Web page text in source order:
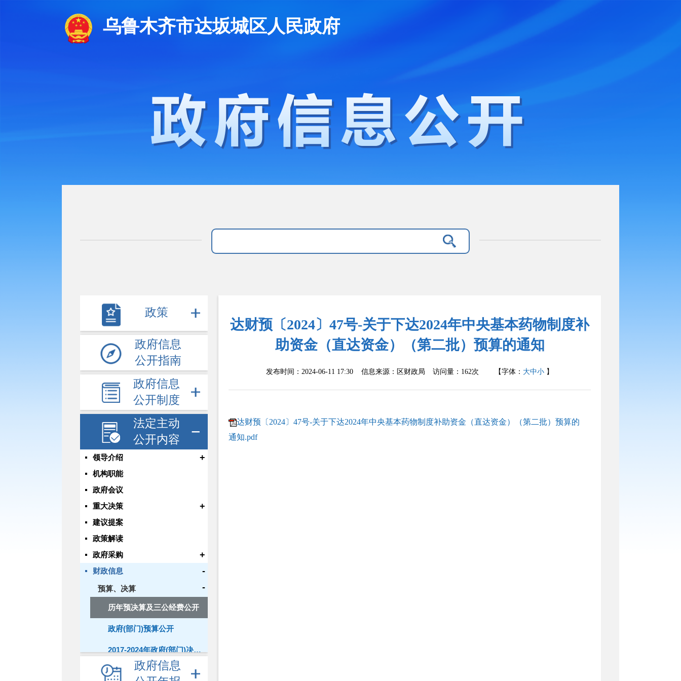
乌鲁木齐市达坂城区人民政府
政策
政府信息
公开指南
政府信息
公开制度
法定主动
公开内容
领导介绍 +
机构职能
政府会议
重大决策
+
建议提案
政策解读
政府采购
+
财政信息 -
预算、决算 -
历年预决算及三公经费公开
政府(部门)预算公开
2017-2024年政府(部门)决算公开
财政资金直达基层政府信息
达财预〔2024〕47号-关于下达2024年中央基本药物制度补
助资金（直达资金）（第二批）预算的通知
发布时间：2024-06-11 17:30 信息来源： 区财政局 访问量： 162次 【字体： 大中小 】
达财预〔2024〕47号-关于下达2024年中央基本药物制度补助资金（直达资金）（第二批）预算的
通知.pdf